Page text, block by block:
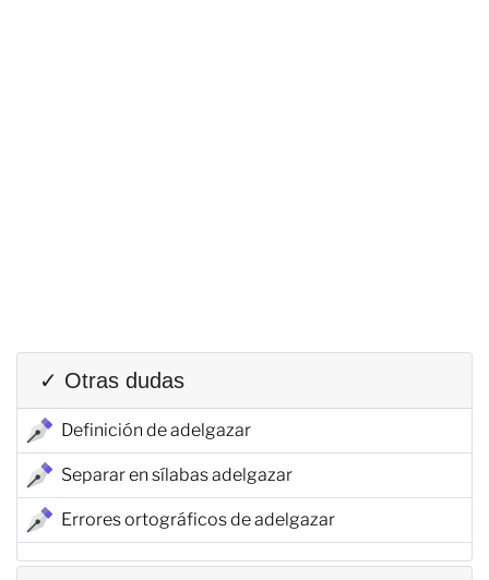
✓ Otras dudas
Definición de adelgazar
Separar en sílabas adelgazar
Errores ortográficos de adelgazar